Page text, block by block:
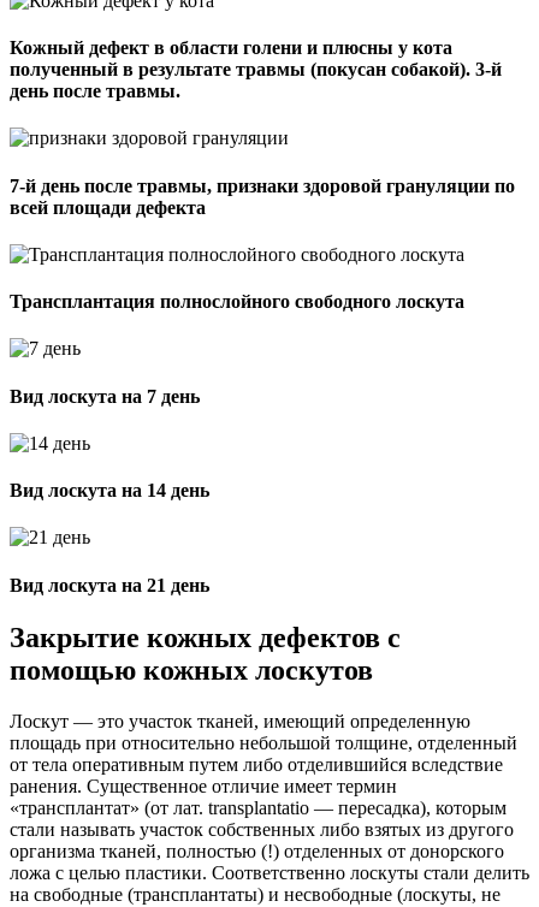
Кожный дефект в области голени и плюсны у кота
полученный в результате травмы (покусан собакой). 3-й
день после травмы.
7-й день после травмы, признаки здоровой грануляции по
всей площади дефекта
Трансплантация полнослойного свободного лоскута
Вид лоскута на 7 день
Вид лоскута на 14 день
Вид лоскута на 21 день
Закрытие кожных дефектов с
помощью кожных лоскутов
Лоскут — это участок тканей, имеющий определенную
площадь при относительно небольшой толщине, отделенный
от тела оперативным путем либо отделившийся вследствие
ранения. Существенное отличие имеет термин
«трансплантат» (от лат. transplantatio — пересадка), которым
стали называть участок собственных либо взятых из другого
организма тканей, полностью (!) отделенных от донорского
ложа с целью пластики. Соответственно лоскуты стали делить
на свободные (трансплантаты) и несвободные (лоскуты, не